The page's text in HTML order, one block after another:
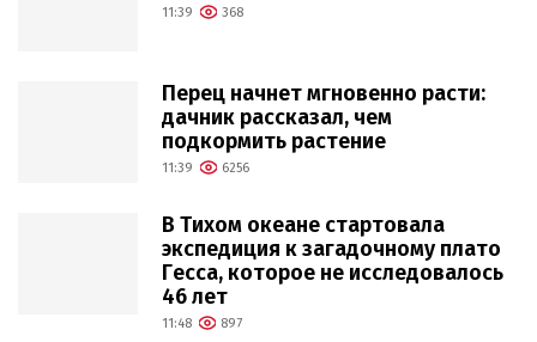
11:39 368
Перец начнет мгновенно расти:
дачник рассказал, чем
подкормить растение
11:39 6256
В Тихом океане стартовала
экспедиция к загадочному плато
Гесса, которое не исследовалось
46 лет
11:48 897